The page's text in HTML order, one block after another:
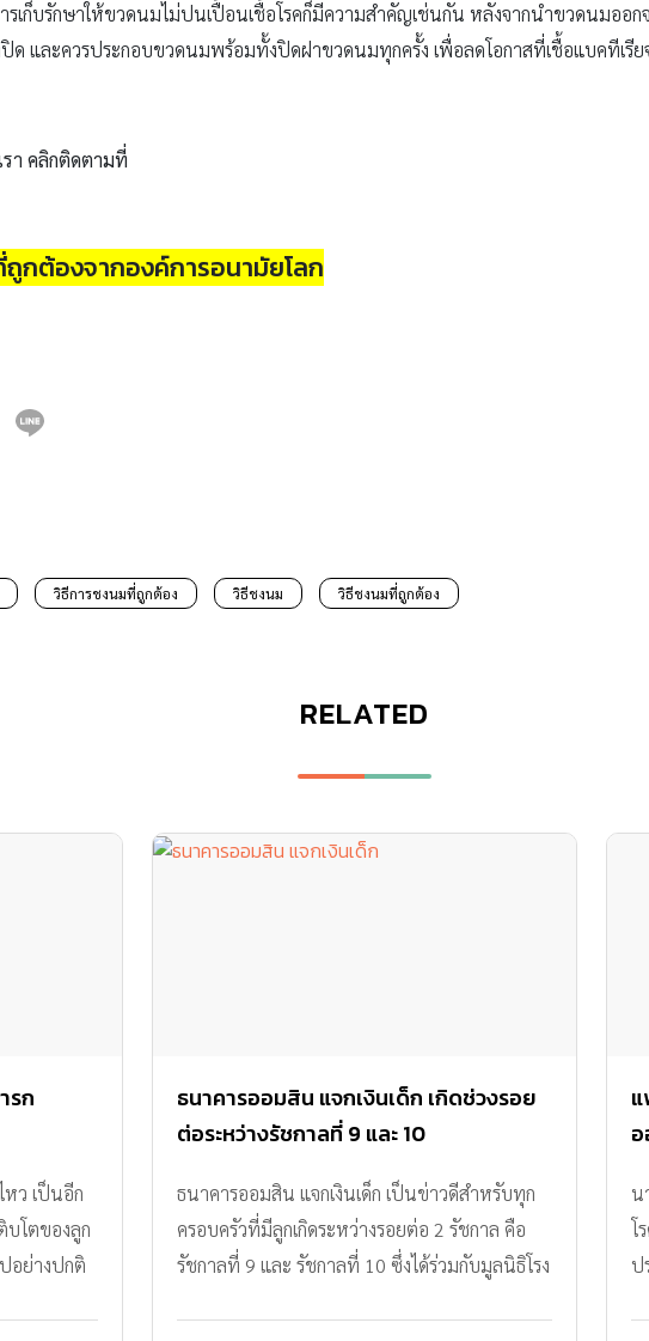
เก็บรักษาให้ขวดนมไม่ปนเปื้อนเชื้อโรคก็มีความสำคัญเช่นกัน หลังจากนำขวดนมออก
และควรประกอบขวดนมพร้อมทั้งปิดฝาขวดนมทุกครั้ง เพื่อลดโอกาสที่เชื้อแบคทีเรีย
รา คลิกติดตามที่
กต้องจากองค์การอนามัยโลก
วิธีการชงนมที่ถูกต้อง วิธีชงนม วิธีชงนมที่ถูกต้อง
RELATED
รก
หว เป็นอีก
โตของลูก
อย่างปกติ
ธนาคารออมสิน แจกเงินเด็ก เกิดช่วงรอย
ต่อระหว่างรัชกาลที่ 9 และ 10
ธนาคารออมสิน แจกเงินเด็ก เป็นข่าวดีสำหรับทุก
ครอบครัวที่มีลูกเกิดระหว่างรอยต่อ 2 รัชกาล คือ
รัชกาลที่ 9 และ รัชกาลที่ 10 ซึ่งได้ร่วมกับมูลนิธิโรง
น
โ
ป